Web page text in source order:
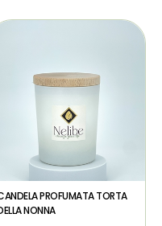
PROFUMATA TORTA
NONNA